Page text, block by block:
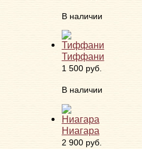
В наличии
Тиффани
1 500 руб.
В наличии
Ниагара
2 900 руб.